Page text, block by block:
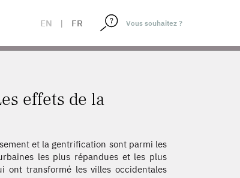
EN | FR
effets de la
et la gentrification sont parmi les
les plus répandues et les plus
ont transformé les villes occidentales